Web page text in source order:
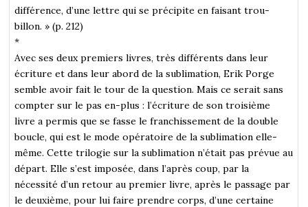
différence, d’une lettre qui se précipite en faisant trou-
billon. » (p. 212)
*
Avec ses deux premiers livres, très différents dans leur
écriture et dans leur abord de la sublimation, Erik Porge
semble avoir fait le tour de la question. Mais ce serait sans
compter sur le pas en-plus : l’écriture de son troisième
livre a permis que se fasse le franchissement de la double
boucle, qui est le mode opératoire de la sublimation elle-
même. Cette trilogie sur la sublimation n’était pas prévue au
départ. Elle s’est imposée, dans l’après coup, par la
nécessité d’un retour au premier livre, après le passage par
le deuxième, pour lui faire prendre corps, d’une certaine